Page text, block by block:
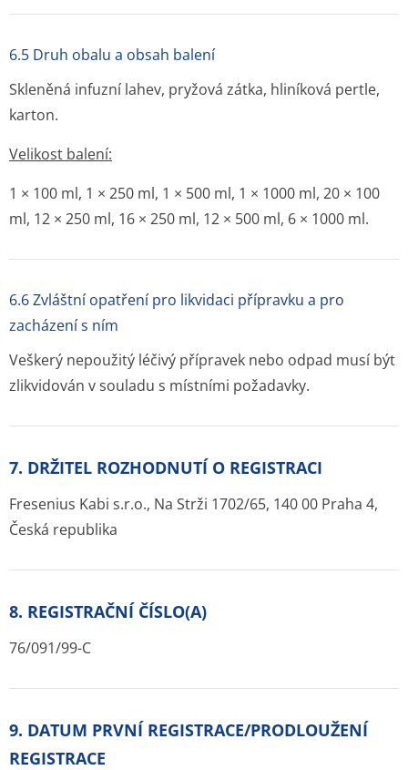
6.5 Druh obalu a obsah balení
Skleněná infuzní lahev, pryžová zátka, hliníková pertle,
karton.
Velikost balení:
1 × 100 ml, 1 × 250 ml, 1 × 500 ml, 1 × 1000 ml, 20 × 100
ml, 12 × 250 ml, 16 × 250 ml, 12 × 500 ml, 6 × 1000 ml.
6.6 Zvláštní opatření pro likvidaci přípravku a pro
zacházení s ním
Veškerý nepoužitý léčivý přípravek nebo odpad musí být
zlikvidován v souladu s místními požadavky.
7. DRŽITEL ROZHODNUTÍ O REGISTRACI
Fresenius Kabi s.r.o., Na Strži 1702/65, 140 00 Praha 4,
Česká republika
8. REGISTRAČNÍ ČÍSLO(A)
76/091/99-C
9. DATUM PRVNÍ REGISTRACE/PRODLOUŽENÍ
REGISTRACE